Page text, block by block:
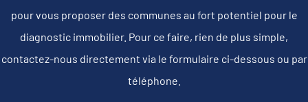
pour vous proposer des communes au fort potentiel pour le
diagnostic immobilier. Pour ce faire, rien de plus simple,
contactez-nous directement via le formulaire ci-dessous ou par
téléphone.